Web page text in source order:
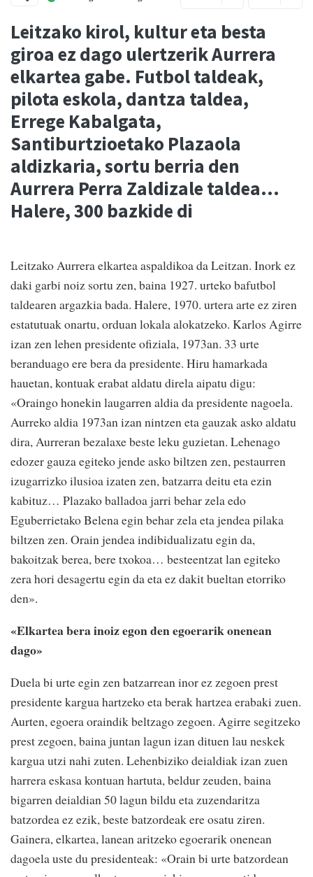
Leitzako kirol, kultur eta besta
giroa ez dago ulertzerik Aurrera
elkartea gabe. Futbol taldeak,
pilota eskola, dantza taldea,
Errege Kabalgata,
Santiburtzioetako Plazaola
aldizkaria, sortu berria den
Aurrera Perra Zaldizale taldea…
Halere, 300 bazkide di
Leitzako Aurrera elkartea aspaldikoa da Leitzan. Inork ez
daki garbi noiz sortu zen, baina 1927. urteko bafutbol
taldearen argazkia bada. Halere, 1970. urtera arte ez ziren
estatutuak onartu, orduan lokala alokatzeko. Karlos Agirre
izan zen lehen presidente ofiziala, 1973an. 33 urte
beranduago ere bera da presidente. Hiru hamarkada
hauetan, kontuak erabat aldatu direla aipatu digu:
«Oraingo honekin laugarren aldia da presidente nagoela.
Aurreko aldia 1973an izan nintzen eta gauzak asko aldatu
dira, Aurreran bezalaxe beste leku guzietan. Lehenago
edozer gauza egiteko jende asko biltzen zen, pestaurren
izugarrizko ilusioa izaten zen, batzarra deitu eta ezin
kabituz… Plazako balladoa jarri behar zela edo
Eguberrietako Belena egin behar zela eta jendea pilaka
biltzen zen. Orain jendea indibidualizatu egin da,
bakoitzak berea, bere txokoa… besteentzat lan egiteko
zera hori desagertu egin da eta ez dakit bueltan etorriko
den».
«Elkartea bera inoiz egon den egoerarik onenean
dago»
Duela bi urte egin zen batzarrean inor ez zegoen prest
presidente kargua hartzeko eta berak hartzea erabaki zuen.
Aurten, egoera oraindik beltzago zegoen. Agirre segitzeko
prest zegoen, baina juntan lagun izan dituen lau neskek
kargua utzi nahi zuten. Lehenbiziko deialdiak izan zuen
harrera eskasa kontuan hartuta, beldur zeuden, baina
bigarren deialdian 50 lagun bildu eta zuzendaritza
batzordea ez ezik, beste batzordeak ere osatu ziren.
Gainera, elkartea, lanean aritzeko egoerarik onenean
dagoela uste du presidenteak: «Orain bi urte batzordean